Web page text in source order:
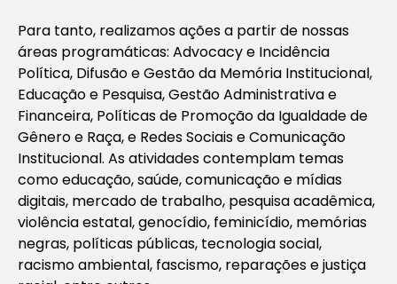
Para tanto, realizamos ações a partir de nossas
áreas programáticas: Advocacy e Incidência
Política, Difusão e Gestão da Memória Institucional,
Educação e Pesquisa, Gestão Administrativa e
Financeira, Políticas de Promoção da Igualdade de
Gênero e Raça, e Redes Sociais e Comunicação
Institucional. As atividades contemplam temas
como educação, saúde, comunicação e mídias
digitais, mercado de trabalho, pesquisa acadêmica,
violência estatal, genocídio, feminicídio, memórias
negras, políticas públicas, tecnologia social,
racismo ambiental, fascismo, reparações e justiça